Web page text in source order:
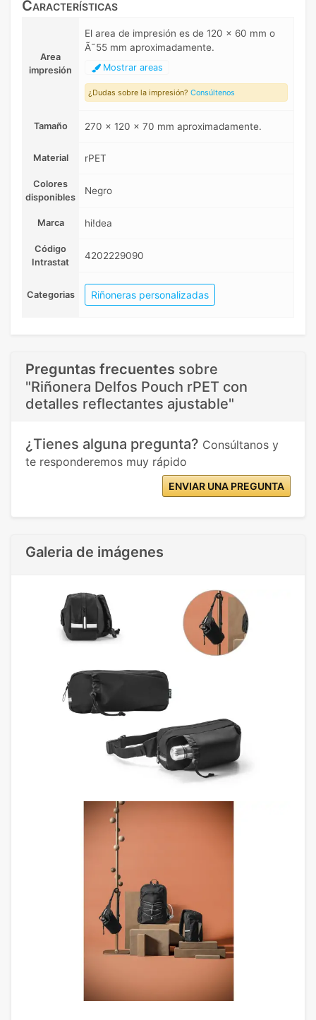
Características
Area
impresión
El area de impresión es de 120 x 60 mm o
Ã˜55 mm aproximadamente.
Mostrar areas
¿Dudas sobre la impresión? Consúltenos
Tamaño 270 x 120 x 70 mm aproximadamente.
Material rPET
Colores
disponibles
Negro
Marca hi!dea
Código
Intrastat
4202229090
Categorias Riñoneras personalizadas
Preguntas frecuentes sobre
"Riñonera Delfos Pouch rPET con
detalles reflectantes ajustable"
¿Tienes alguna pregunta? Consúltanos y
te responderemos muy rápido
ENVIAR UNA PREGUNTA
Galeria de imágenes